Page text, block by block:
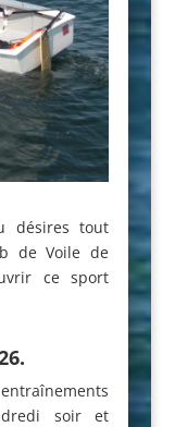
désires tout
de Voile de
ce sport
.
soir et